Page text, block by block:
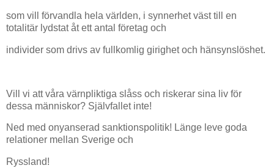
som vill förvandla hela världen, i synnerhet väst till en
totalitär lydstat åt ett antal företag och
individer som drivs av fullkomlig girighet och hänsynslöshet.
Vill vi att våra värnpliktiga slåss och riskerar sina liv för
dessa människor? Självfallet inte!
Ned med onyanserad sanktionspolitik! Länge leve goda
relationer mellan Sverige och
Ryssland!